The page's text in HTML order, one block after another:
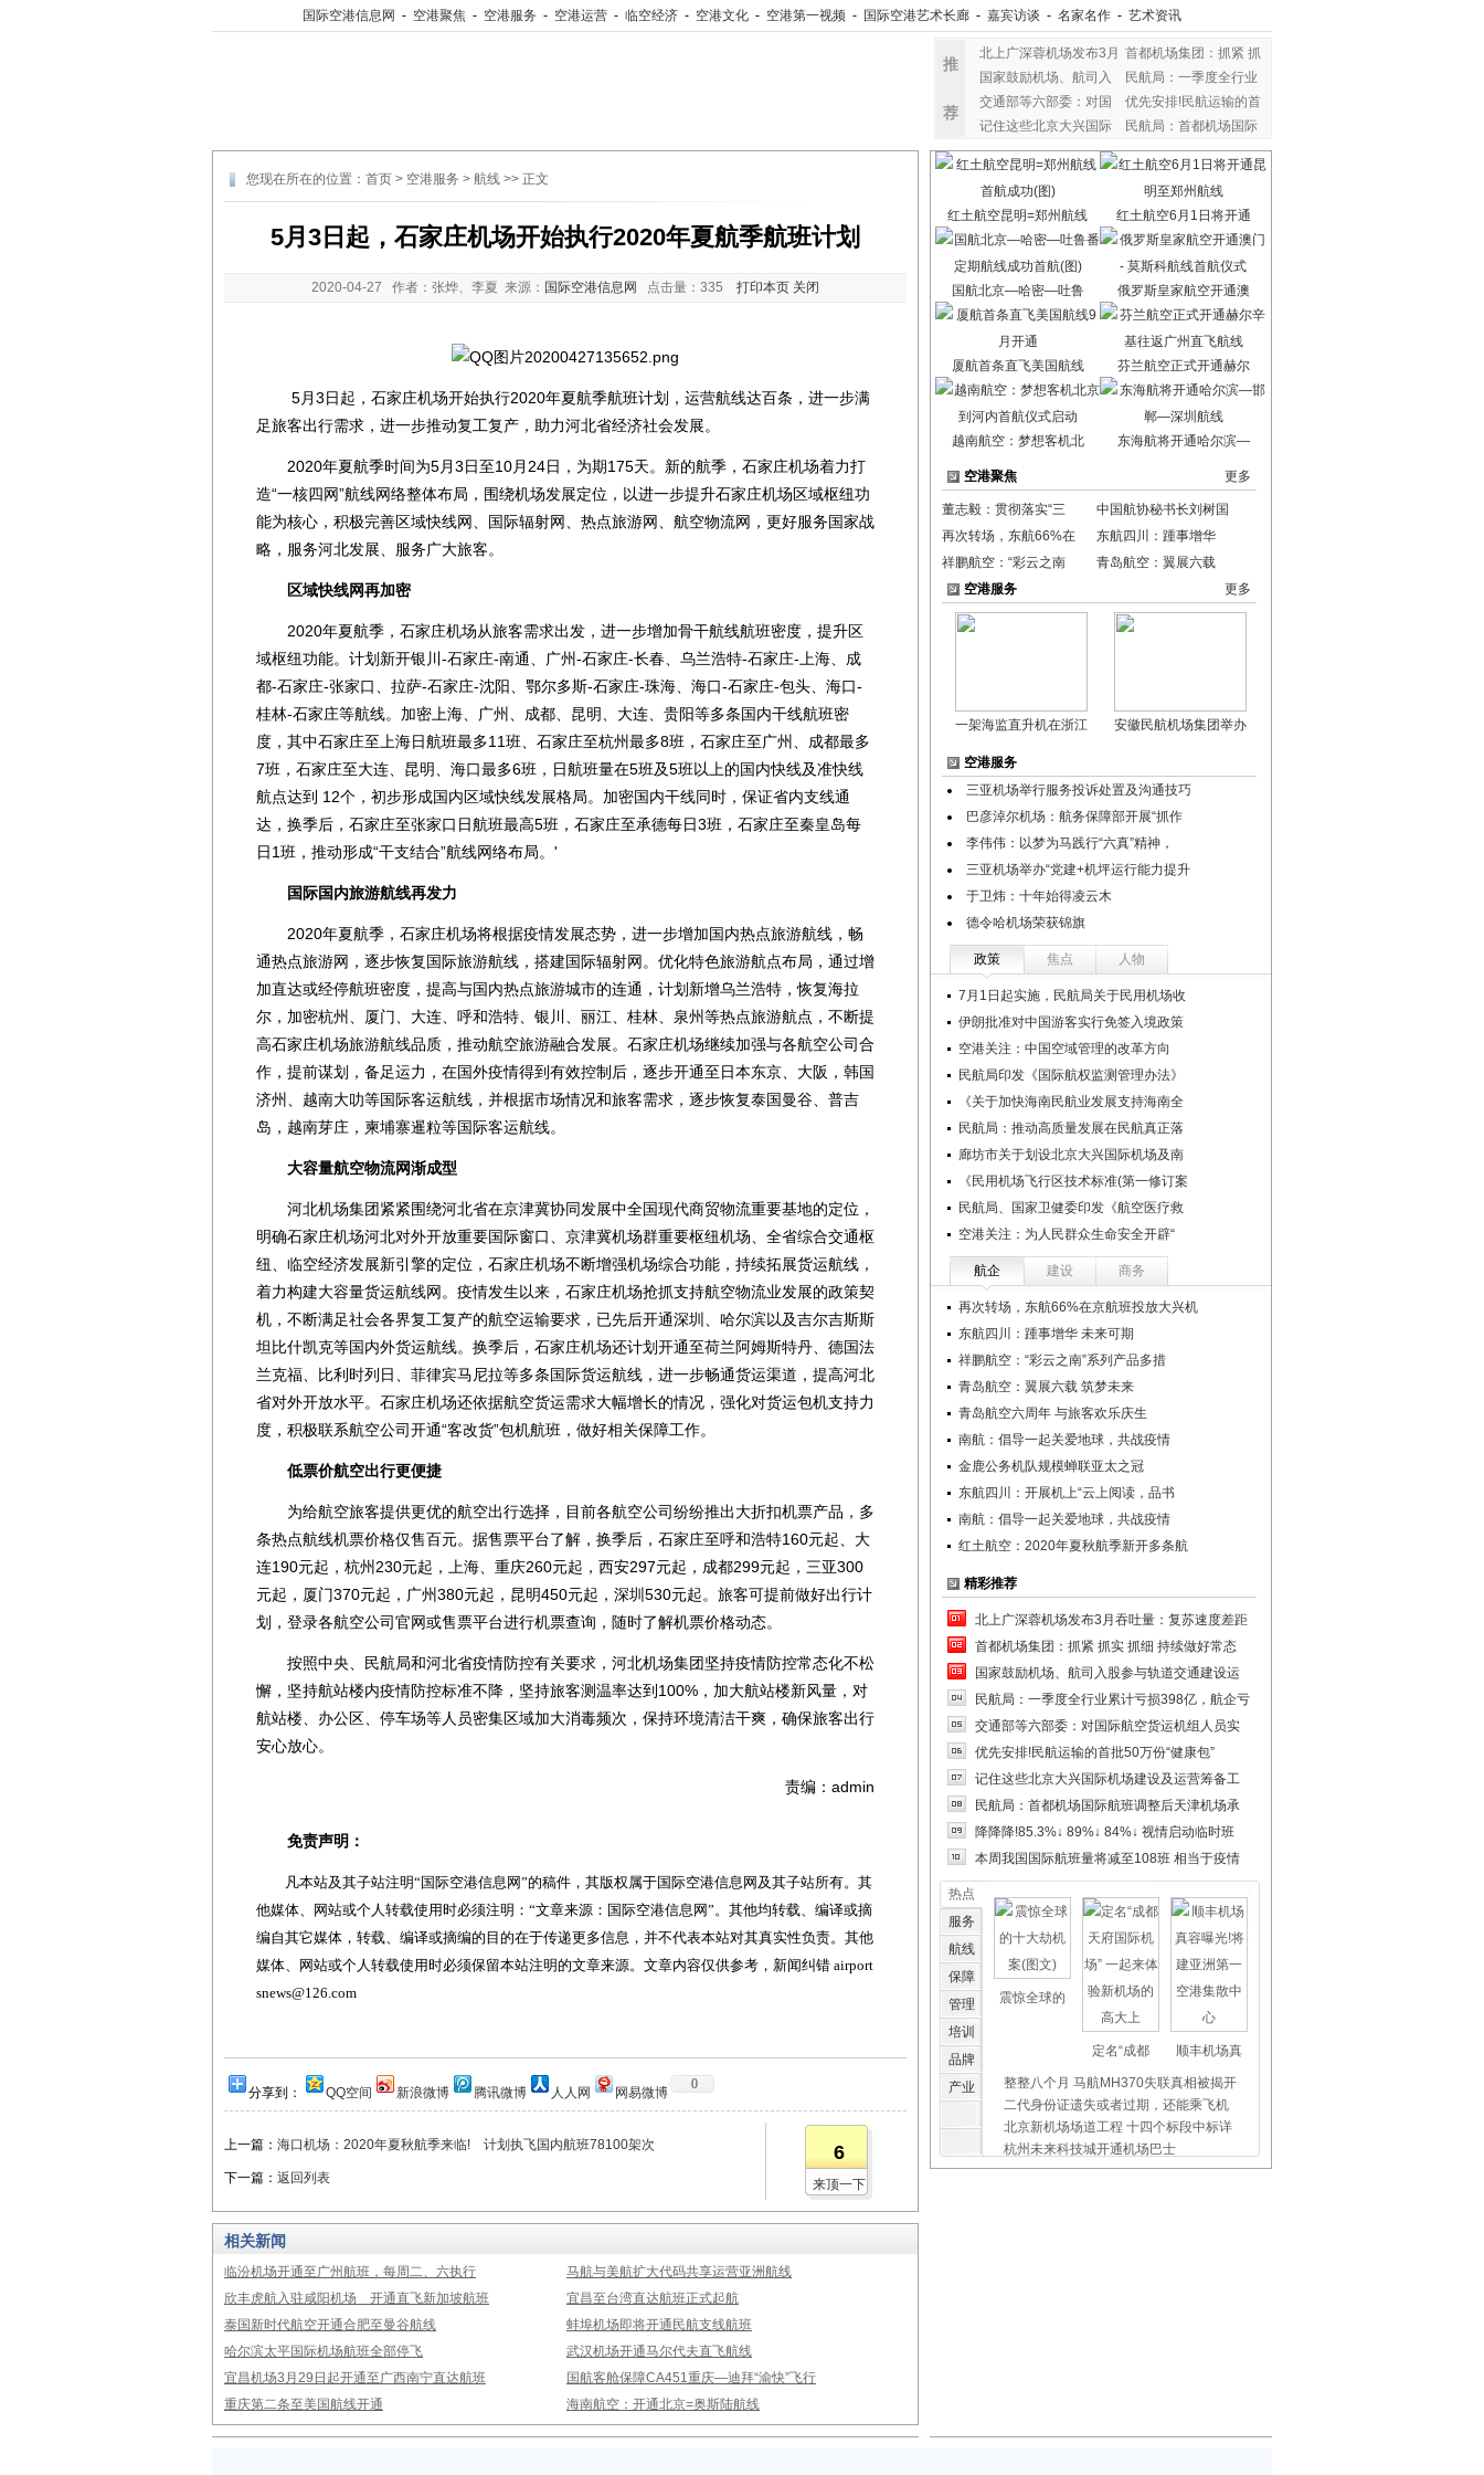
国际空港信息网 - 空港聚焦 - 空港服务 - 空港运营 - 临空经济 - 空港文化 - 空港第一视频 - 国际空港艺术长廊 - 嘉宾访谈 - 名家名作 - 艺术资讯
推
荐
北上广深蓉机场发布3月 首都机场集团：抓紧 抓
国家鼓励机场、航司入
民航局：一季度全行业
交通部等六部委：对国
优先安排!民航运输的首
记住这些北京大兴国际
民航局：首都机场国际
您现在所在的位置： 首页 > 空港服务 > 航线 >> 正文
5月3日起，石家庄机场开始执行2020年夏航季航班计划
2020-04-27 作者：张烨、李夏 来源： 国际空港信息网 点击量： 335 打印本页 关闭
5月3日起，石家庄机场开始执行2020年夏航季航班计划，运营航线达百条，进一步满
足旅客出行需求，进一步推动复工复产，助力河北省经济社会发展。
2020年夏航季时间为5月3日至10月24日，为期175天。新的航季，石家庄机场着力打
造“一核四网”航线网络整体布局，围绕机场发展定位，以进一步提升石家庄机场区域枢纽功
能为核心，积极完善区域快线网、国际辐射网、热点旅游网、航空物流网，更好服务国家战
略，服务河北发展、服务广大旅客。
区域快线网再加密
2020年夏航季，石家庄机场从旅客需求出发，进一步增加骨干航线航班密度，提升区
域枢纽功能。计划新开银川-石家庄-南通、广州-石家庄-长春、乌兰浩特-石家庄-上海、成
都-石家庄-张家口、拉萨-石家庄-沈阳、鄂尔多斯-石家庄-珠海、海口-石家庄-包头、海口-
桂林-石家庄等航线。加密上海、广州、成都、昆明、大连、贵阳等多条国内干线航班密
度，其中石家庄至上海日航班最多11班、石家庄至杭州最多8班，石家庄至广州、成都最多
7班，石家庄至大连、昆明、海口最多6班，日航班量在5班及5班以上的国内快线及准快线
航点达到 12个，初步形成国内区域快线发展格局。加密国内干线同时，保证省内支线通
达，换季后，石家庄至张家口日航班最高5班，石家庄至承德每日3班，石家庄至秦皇岛每
日1班，推动形成“干支结合”航线网络布局。'
国际国内旅游航线再发力
2020年夏航季，石家庄机场将根据疫情发展态势，进一步增加国内热点旅游航线，畅
通热点旅游网，逐步恢复国际旅游航线，搭建国际辐射网。优化特色旅游航点布局，通过增
加直达或经停航班密度，提高与国内热点旅游城市的连通，计划新增乌兰浩特，恢复海拉
尔，加密杭州、厦门、大连、呼和浩特、银川、丽江、桂林、泉州等热点旅游航点，不断提
高石家庄机场旅游航线品质，推动航空旅游融合发展。石家庄机场继续加强与各航空公司合
作，提前谋划，备足运力，在国外疫情得到有效控制后，逐步开通至日本东京、大阪，韩国
济州、越南大叻等国际客运航线，并根据市场情况和旅客需求，逐步恢复泰国曼谷、普吉
岛，越南芽庄，柬埔寨暹粒等国际客运航线。
大容量航空物流网渐成型
河北机场集团紧紧围绕河北省在京津冀协同发展中全国现代商贸物流重要基地的定位，
明确石家庄机场河北对外开放重要国际窗口、京津冀机场群重要枢纽机场、全省综合交通枢
纽、临空经济发展新引擎的定位，石家庄机场不断增强机场综合功能，持续拓展货运航线，
着力构建大容量货运航线网。疫情发生以来，石家庄机场抢抓支持航空物流业发展的政策契
机，不断满足社会各界复工复产的航空运输要求，已先后开通深圳、哈尔滨以及吉尔吉斯斯
坦比什凯克等国内外货运航线。换季后，石家庄机场还计划开通至荷兰阿姆斯特丹、德国法
兰克福、比利时列日、菲律宾马尼拉等多条国际货运航线，进一步畅通货运渠道，提高河北
省对外开放水平。石家庄机场还依据航空货运需求大幅增长的情况，强化对货运包机支持力
度，积极联系航空公司开通“客改货”包机航班，做好相关保障工作。
低票价航空出行更便捷
为给航空旅客提供更优的航空出行选择，目前各航空公司纷纷推出大折扣机票产品，多
条热点航线机票价格仅售百元。据售票平台了解，换季后，石家庄至呼和浩特160元起、大
连190元起，杭州230元起，上海、重庆260元起，西安297元起，成都299元起，三亚300
元起，厦门370元起，广州380元起，昆明450元起，深圳530元起。旅客可提前做好出行计
划，登录各航空公司官网或售票平台进行机票查询，随时了解机票价格动态。
按照中央、民航局和河北省疫情防控有关要求，河北机场集团坚持疫情防控常态化不松
懈，坚持航站楼内疫情防控标准不降，坚持旅客测温率达到100%，加大航站楼新风量，对
航站楼、办公区、停车场等人员密集区域加大消毒频次，保持环境清洁干爽，确保旅客出行
安心放心。
责编：admin
免责声明：
凡本站及其子站注明“国际空港信息网”的稿件，其版权属于国际空港信息网及其子站所有。其
他媒体、网站或个人转载使用时必须注明：“文章来源：国际空港信息网”。其他均转载、编译或摘
编自其它媒体，转载、编译或摘编的目的在于传递更多信息，并不代表本站对其真实性负责。其他
媒体、网站或个人转载使用时必须保留本站注明的文章来源。文章内容仅供参考，新闻纠错 airport
snews@126.com
分享到： QQ空间 新浪微博 腾讯微博 人人网 网易微博
0
上一篇： 海口机场：2020年夏秋航季来临! 计划执飞国内航班78100架次
下一篇： 返回列表
6
来顶一下
相关新闻
临汾机场开通至广州航班，每周二、六执行
马航与美航扩大代码共享运营亚洲航线
欣丰虎航入驻咸阳机场 开通直飞新加坡航班
宜昌至台湾直达航班正式起航
泰国新时代航空开通合肥至曼谷航线
蚌埠机场即将开通民航支线航班
哈尔滨太平国际机场航班全部停飞
武汉机场开通马尔代夫直飞航线
宜昌机场3月29日起开通至广西南宁直达航班
国航客舱保障CA451重庆—迪拜“渝快”飞行
重庆第二条至美国航线开通
海南航空：开通北京=奥斯陆航线
红土航空昆明=郑州航线 红土航空6月1日将开通
国航北京—哈密—吐鲁 俄罗斯皇家航空开通澳
厦航首条直飞美国航线 芬兰航空正式开通赫尔
越南航空：梦想客机北 东海航将开通哈尔滨—
空港聚焦 更多
董志毅：贯彻落实“三
中国航协秘书长刘树国
再次转场，东航66%在
东航四川：踵事增华
祥鹏航空：“彩云之南
青岛航空：翼展六载
空港服务
更多
一架海监直升机在浙江 安徽民航机场集团举办
空港服务
三亚机场举行服务投诉处置及沟通技巧
巴彦淖尔机场：航务保障部开展“抓作
李伟伟：以梦为马践行“六真”精神，
三亚机场举办“党建+机坪运行能力提升
于卫炜：十年始得凌云木
德令哈机场荣获锦旗
政策 焦点 人物
7月1日起实施，民航局关于民用机场收
伊朗批准对中国游客实行免签入境政策
空港关注：中国空域管理的改革方向
民航局印发《国际航权监测管理办法》
《关于加快海南民航业发展支持海南全
民航局：推动高质量发展在民航真正落
廊坊市关于划设北京大兴国际机场及南
《民用机场飞行区技术标准(第一修订案
民航局、国家卫健委印发《航空医疗救
空港关注：为人民群众生命安全开辟“
航企 建设 商务
再次转场，东航66%在京航班投放大兴机
东航四川：踵事增华 未来可期
祥鹏航空：“彩云之南”系列产品多措
青岛航空：翼展六载 筑梦未来
青岛航空六周年 与旅客欢乐庆生
南航：倡导一起关爱地球，共战疫情
金鹿公务机队规模蝉联亚太之冠
东航四川：开展机上“云上阅读，品书
南航：倡导一起关爱地球，共战疫情
红土航空：2020年夏秋航季新开多条航
精彩推荐
北上广深蓉机场发布3月吞吐量：复苏速度差距
首都机场集团：抓紧 抓实 抓细 持续做好常态
国家鼓励机场、航司入股参与轨道交通建设运
民航局：一季度全行业累计亏损398亿，航企亏
交通部等六部委：对国际航空货运机组人员实
优先安排!民航运输的首批50万份“健康包”
记住这些北京大兴国际机场建设及运营筹备工
民航局：首都机场国际航班调整后天津机场承
降降降!85.3%↓ 89%↓ 84%↓ 视情启动临时班
本周我国国际航班量将减至108班 相当于疫情
热点
服务
航线
保障
管理
培训
品牌
产业
震惊全球的
定名“成都 顺丰机场真
整整八个月 马航MH370失联真相被揭开
二代身份证遗失或者过期，还能乘飞机
北京新机场场道工程 十四个标段中标详
杭州未来科技城开通机场巴士
上海虹桥、浦东机场外币兑换点位置介
胡蝶：英语和茶艺相融 东航乘务员的别